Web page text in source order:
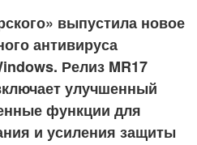
выпустила новое
антивируса
Релиз MR17
улучшенный
функции для
и усиления защиты